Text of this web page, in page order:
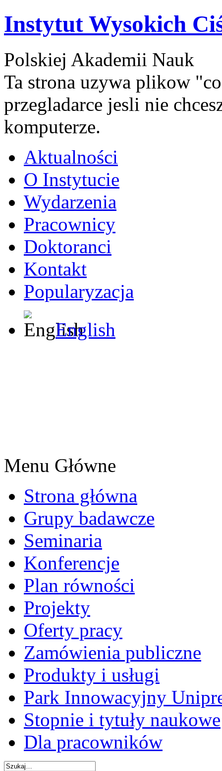
Instytut Wysokich
Polskiej Akademii Nauk
Ta strona uzywa plikow
przegladarce jesli nie
komputerze.
Aktualności
O Instytucie
Wydarzenia
Pracownicy
Doktoranci
Kontakt
Popularyzacja
English
Menu Główne
Strona główna
Grupy badawcze
Seminaria
Konferencje
Plan równości
Projekty
Oferty pracy
Zamówienia publiczne
Produkty i usługi
Park Innowacyjny
Stopnie i tytuły naukowe
Dla pracowników